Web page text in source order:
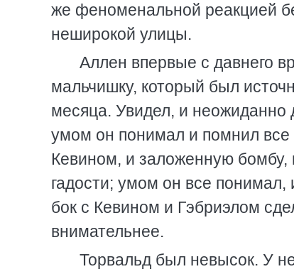
же феноменальной реакцией
неширокой улицы.
Аллен впервые с давнего
мальчишку, который был
месяца. Увидел, и неожиданно
умом он понимал и помнил все
Кевином, и заложенную бомбу,
гадости; умом он все понимал,
бок с Кевином и Гэбриэлом
внимательнее.
Торвальд был невысок. У